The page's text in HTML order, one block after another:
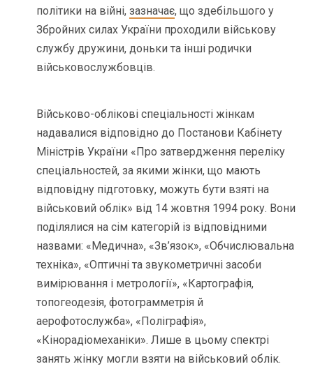
політики на війні,зазначає, що здебільшого у
Збройних силах України проходили військову
службу дружини, доньки та інші родички
військовослужбовців.
Військово-облікові спеціальності жінкам
надавалися відповідно до Постанови Кабінету
Міністрів України «Про затвердження переліку
спеціальностей, за якими жінки, що мають
відповідну підготовку, можуть бути взяті на
військовий облік» від 14 жовтня 1994 року. Вони
поділялися на сім категорій із відповідними
назвами: «Медична», «Зв’язок», «Обчислювальна
техніка», «Оптичні та звукометричні засоби
вимірювання і метрології», «Картографія,
топогеодезія, фотограмметрія й
аерофотослужба», «Поліграфія»,
«Кінорадіомеханіки». Лише в цьому спектрі
занять жінку могли взяти на військовий облік.